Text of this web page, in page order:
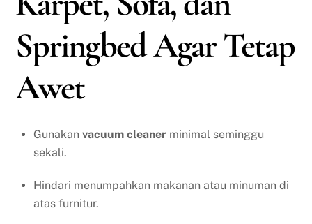
Springbed Agar Tetap
Awet
Gunakan vacuum cleaner minimal seminggu
sekali.
Hindari menumpahkan makanan atau minuman di
atas furnitur.